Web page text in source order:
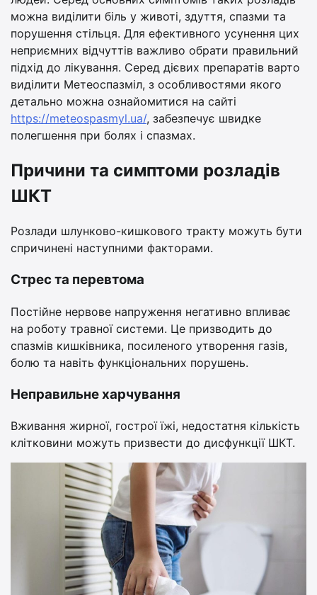
можна виділити біль у животі, здуття, спазми та
порушення стільця. Для ефективного усунення цих
неприємних відчуттів важливо обрати правильний
підхід до лікування. Серед дієвих препаратів варто
виділити Метеоспазміл, з особливостями якого
детально можна ознайомитися на сайті
https://meteospasmyl.ua/, забезпечує швидке
полегшення при болях і спазмах.
Причини та симптоми розладів
ШКТ
Розлади шлунково-кишкового тракту можуть бути
спричинені наступними факторами.
Стрес та перевтома
Постійне нервове напруження негативно впливає
на роботу травної системи. Це призводить до
спазмів кишківника, посиленого утворення газів,
болю та навіть функціональних порушень.
Неправильне харчування
Вживання жирної, гострої їжі, недостатня кількість
клітковини можуть призвести до дисфункції ШКТ.